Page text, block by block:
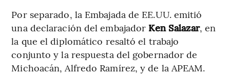
Por separado, la Embajada de EE.UU. emitió
una declaración del embajador Ken Salazar, en
la que el diplomático resaltó el trabajo
conjunto y la respuesta del gobernador de
Michoacán, Alfredo Ramírez, y de la APEAM.